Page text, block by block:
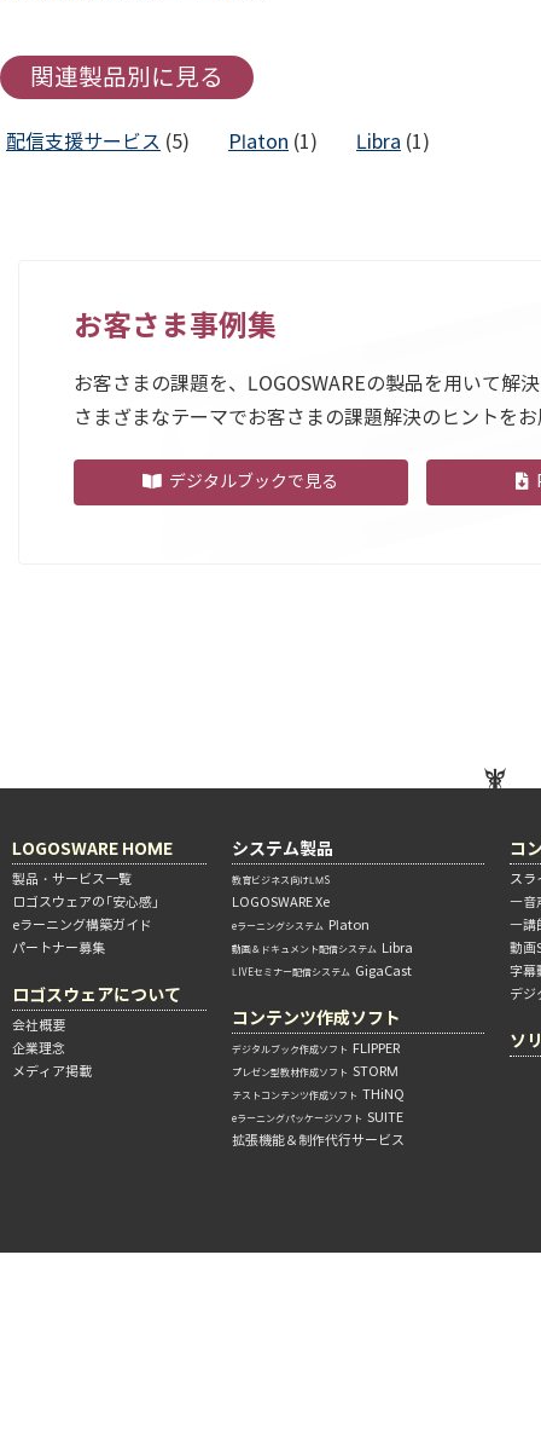
関連製品別に見る
配信支援サービス (5) Platon (1) Libra (1)
お客さま事例集
お客さまの課題を、LOGOSWAREの製品を用いて解
さまざまなテーマでお客さまの課題解決のヒントを
デジタルブックで見る
LOGOSWARE HOME
製品・サービス一覧
ロゴスウェアの「安心感」
eラーニング構築ガイド
パートナー募集
ロゴスウェアについて
会社概要
企業理念
メディア掲載
システム製品
教育ビジネス向けLMS
LOGOSWARE Xe
eラーニングシステム Platon
動画＆ドキュメント配信システム Libra
LIVEセミナー配信システム GigaCast
コンテンツ作成ソフト
デジタルブック作成ソフト FLIPPER
プレゼン型教材作成ソフト STORM
テストコンテンツ作成ソフト THiNQ
eラーニングパッケージソフト SUITE
拡張機能＆制作代行サービス
コ
スラ
―音
―講
動画
字幕
デジ
ソ